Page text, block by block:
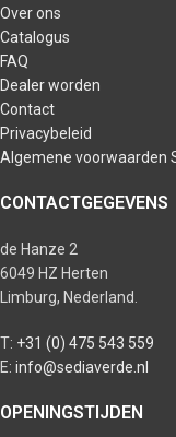
Over ons
Catalogus
FAQ
Dealer worden
Contact
Privacybeleid
Algemene voorwaarden
CONTACTGEGEVENS
de Hanze 2
6049 HZ Herten
Limburg, Nederland.
T: +31 (0) 475 543 559
E: info@sediaverde.nl
OPENINGSTIJDEN